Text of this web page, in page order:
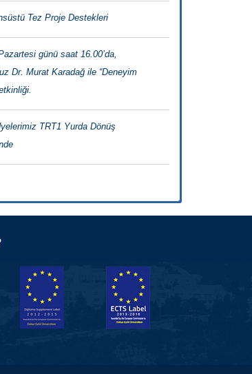
Tez Proje Destekleri
günü saat 16.00’da,
Dr. Murat Karadağ ile “Deneyim
TRT1 Yurda Dönüş